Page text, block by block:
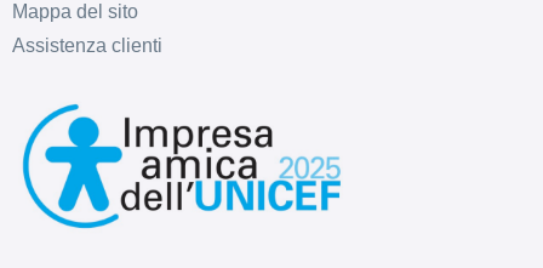
E
Mappa del sito
Assistenza clienti